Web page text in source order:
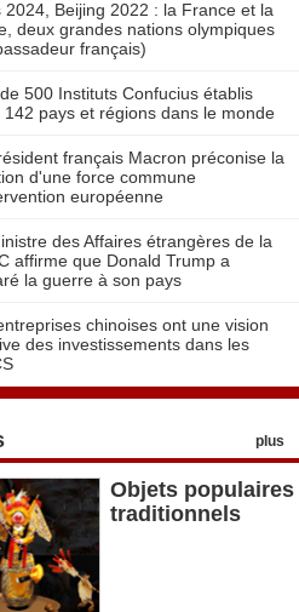
2024, Beijing 2022 : la France et la
deux grandes nations olympiques
français)
500 Instituts Confucius établis
142 pays et régions dans le monde
français Macron préconise la
d'une force commune
européenne
des Affaires étrangères de la
affirme que Donald Trump a
la guerre à son pays
chinoises ont une vision
des investissements dans les
plus
Objets populaires
traditionnels